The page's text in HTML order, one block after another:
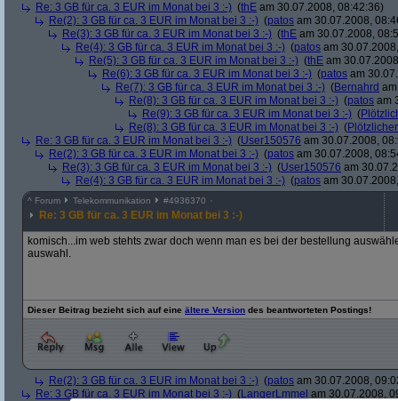
Re: 3 GB für ca. 3 EUR im Monat bei 3 :-) (thE am 30.07.2008, 08:42:36)
Re(2): 3 GB für ca. 3 EUR im Monat bei 3 :-) (patos am 30.07.2008,
Re(3): 3 GB für ca. 3 EUR im Monat bei 3 :-) (thE am 30.07.2008,
Re(4): 3 GB für ca. 3 EUR im Monat bei 3 :-) (patos am
Re(5): 3 GB für ca. 3 EUR im Monat bei 3 :-) (thE am
Re(6): 3 GB für ca. 3 EUR im Monat bei 3 :-) (patos am
Re(7): 3 GB für ca. 3 EUR im Monat bei 3 :-) (Bernahrd
Re(8): 3 GB für ca. 3 EUR im Monat bei 3 :-) (patos am
Re(9): 3 GB für ca. 3 EUR im Monat bei 3 :-) (
Re(8): 3 GB für ca. 3 EUR im Monat bei 3 :-) (
Re: 3 GB für ca. 3 EUR im Monat bei 3 :-) (User150576 am 30.07.2008,
Re(2): 3 GB für ca. 3 EUR im Monat bei 3 :-) (patos am 30.07.2008,
Re(3): 3 GB für ca. 3 EUR im Monat bei 3 :-) (User150576 am
Re(4): 3 GB für ca. 3 EUR im Monat bei 3 :-) (patos am
^ Forum Telekommunikation #4936370
Re: 3 GB für ca. 3 EUR im Monat bei 3 :-)
komisch...im web stehts zwar doch wenn man es bei der bestellung
auswahl.
Dieser Beitrag bezieht sich auf eine ältere Version des beantworteten Postings!
Re(2): 3 GB für ca. 3 EUR im Monat bei 3 :-) (patos am 30.07.2008,
Re: 3 GB für ca. 3 EUR im Monat bei 3 :-) (LangerLmmel am 30.07.2008,